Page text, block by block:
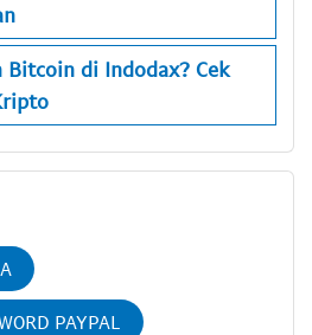
Bitcoin di Indodax? Cek
PAYPAL